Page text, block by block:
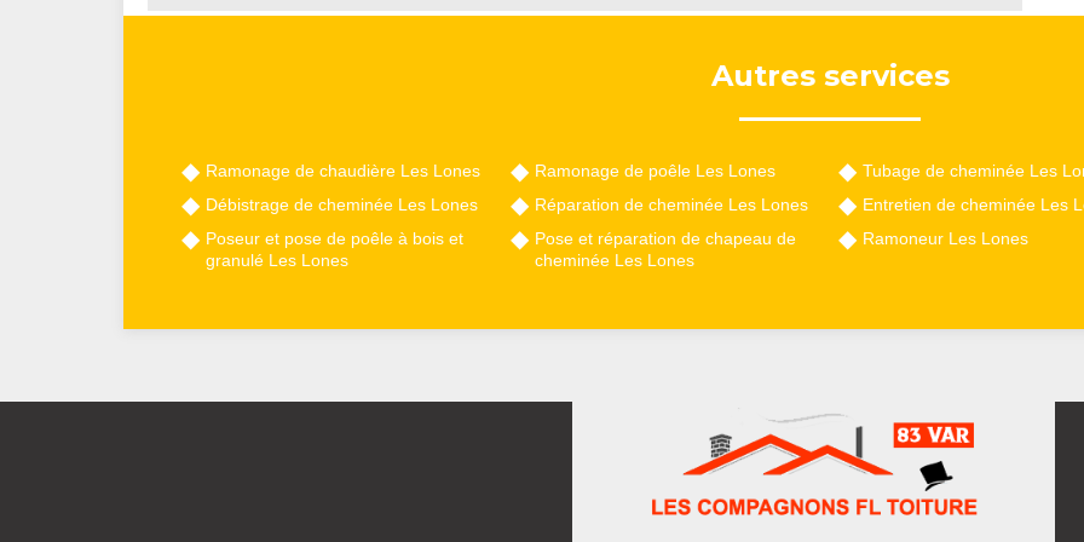
Autres services
Ramonage de chaudière Les Lones
Débistrage de cheminée Les Lones
Poseur et pose de poêle à bois et
granulé Les Lones
Ramonage de poêle Les Lones
Réparation de cheminée Les Lones
Pose et réparation de chapeau de
cheminée Les Lones
Tubage de cheminée Les
Entretien de cheminée Les
Ramoneur Les Lones